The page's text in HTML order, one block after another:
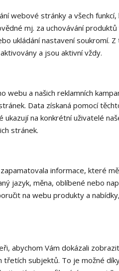
webové stránky a všech
mj. za uchovávání produktů
ukládání nastavení soukromí.
a jsou aktivní vždy.
webu a našich reklamních
Data získaná pomocí
na konkrétní uživatelé
stránek.
informace, které
jazyk, měna, oblíbené nebo
na webu produkty a
abychom Vám dokázali
třetích subjektů. To je možné